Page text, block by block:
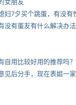
有蛋友有什么解决办法
用比较好用的推荐吗？
见后分手，现在表姐一